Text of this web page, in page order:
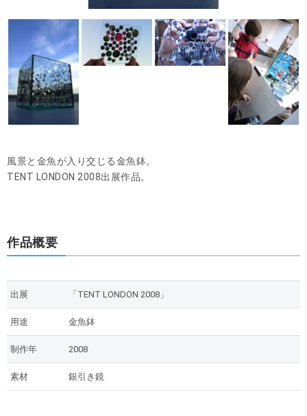
風景と金魚が入り交じる金魚鉢。
TENT LONDON 2008出展作品。
作品概要
出展 「TENT LONDON 2008」
用途 金魚鉢
制作年 2008
素材 銀引き鏡